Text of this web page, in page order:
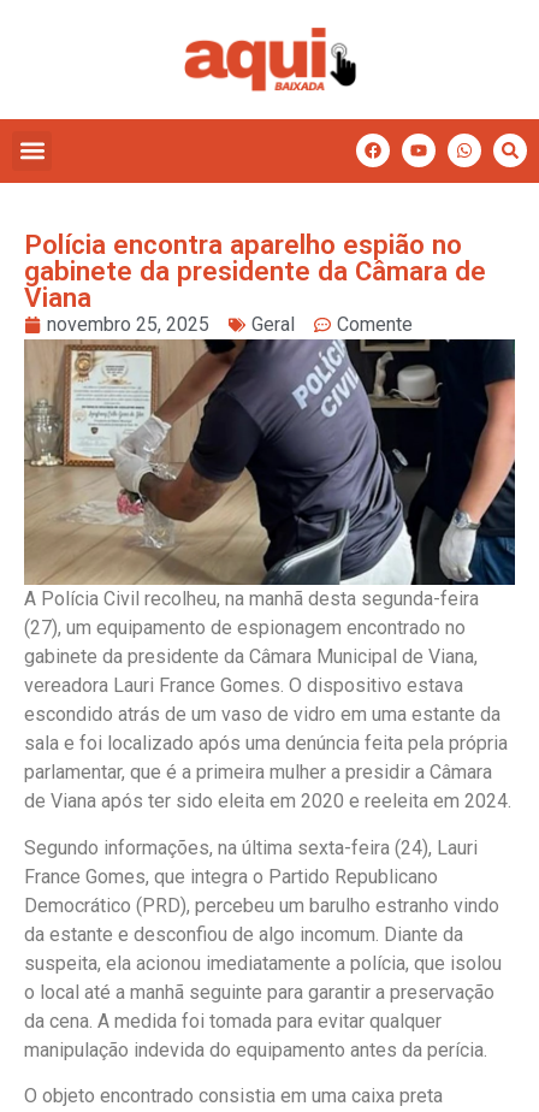
Polícia encontra aparelho espião no
gabinete da presidente da Câmara de
Viana
novembro 25, 2025 Geral Comente
A Polícia Civil recolheu, na manhã desta segunda-feira
(27), um equipamento de espionagem encontrado no
gabinete da presidente da Câmara Municipal de Viana,
vereadora Lauri France Gomes. O dispositivo estava
escondido atrás de um vaso de vidro em uma estante da
sala e foi localizado após uma denúncia feita pela própria
parlamentar, que é a primeira mulher a presidir a Câmara
de Viana após ter sido eleita em 2020 e reeleita em 2024.
Segundo informações, na última sexta-feira (24), Lauri
France Gomes, que integra o Partido Republicano
Democrático (PRD), percebeu um barulho estranho vindo
da estante e desconfiou de algo incomum. Diante da
suspeita, ela acionou imediatamente a polícia, que isolou
o local até a manhã seguinte para garantir a preservação
da cena. A medida foi tomada para evitar qualquer
manipulação indevida do equipamento antes da perícia.
O objeto encontrado consistia em uma caixa preta